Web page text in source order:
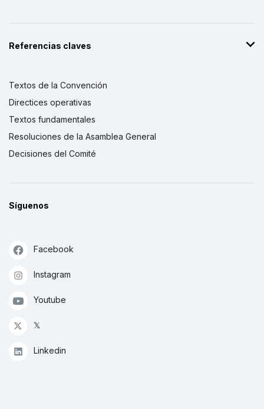
Referencias claves
Textos de la Convención
Directices operativas
Textos fundamentales
Resoluciones de la Asamblea General
Decisiones del Comité
Síguenos
Facebook
Instagram
Youtube
𝕏
Linkedin